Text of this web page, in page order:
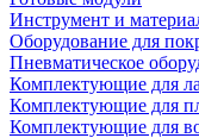
Инструмент и
Оборудование для
Пневматическое
Комплектующие для
Комплектующие для
Комплектующие для